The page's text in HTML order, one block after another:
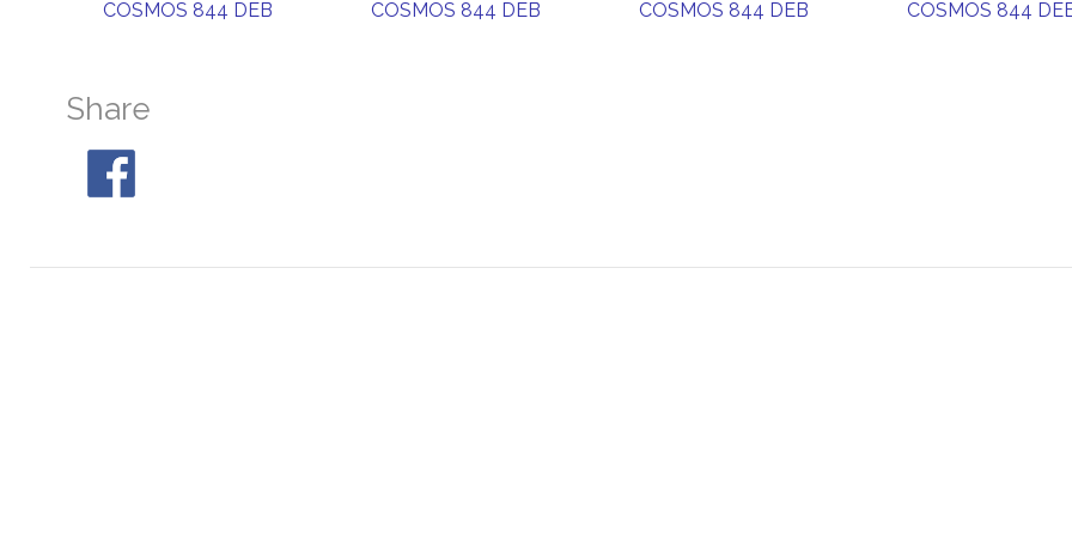
COSMOS 844 DEB COSMOS 844 DEB COSMOS 844 DEB COSMOS 844
Share